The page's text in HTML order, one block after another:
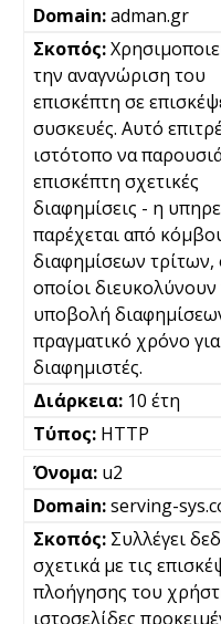
adman.gr
την αναγνώριση του
επισκέπτη σε
συσκευές. Αυτό
ιστότοπο να
επισκέπτη σχετικές
διαφημίσεις - η
παρέχεται από
διαφημίσεων τρίτων,
οποίοι διευκολύνουν
υποβολή
πραγματικό χρόνο για
διαφημιστές.
10 έτη
HTTP
u2
serving-
Συλλέγει
σχετικά με τις
πλοήγησης του
ιστοσελίδες